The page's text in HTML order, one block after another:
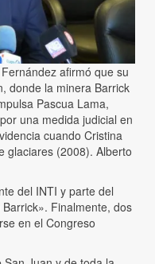
afirmó que su
donde la minera Barrick
Pascua Lama,
una medida judicial en
cuando Cristina
glaciares (2008). Alberto
del INTI y parte del
Finalmente, dos
en el Congreso